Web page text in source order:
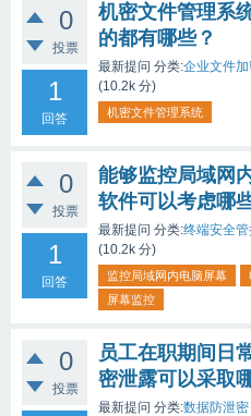
0
投票
1
回答
机密文件管理系
的都有哪些？
最新提问 分类:企业文件
(10.2k 分)
机密文件管理系统
0
投票
1
回答
能够监控局域网
软件可以考虑哪
最新提问 分类:终端安全
(10.2k 分)
监控局域网内电脑屏幕
屏幕监控
0
投票
员工在职期间日
密泄露可以采取
最新提问 分类:数据防泄密